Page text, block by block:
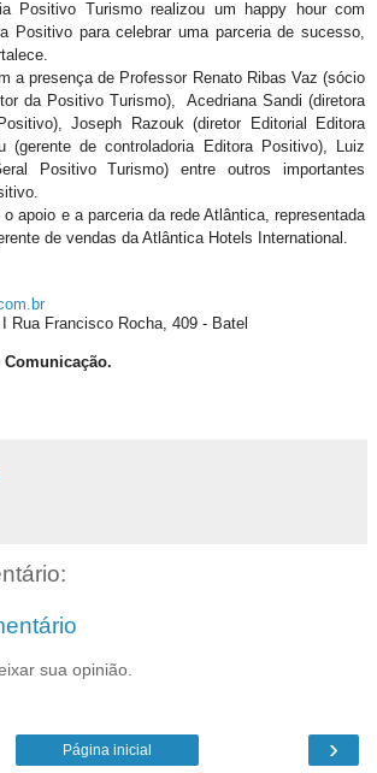
Positivo Turismo realizou um happy hour com
Positivo para celebrar uma parceria de sucesso,
a presença de Professor Renato Ribas Vaz (sócio
da Positivo Turismo), Acedriana Sandi (diretora
Joseph Razouk (diretor Editorial Editora
(gerente de controladoria Editora Positivo), Luiz
Positivo Turismo) entre outros importantes
apoio e a parceria da rede Atlântica, representada
de vendas da Atlântica Hotels International.
Rua Francisco Rocha, 409 - Batel
Comunicação.
sua opinião.
›
Página inicial